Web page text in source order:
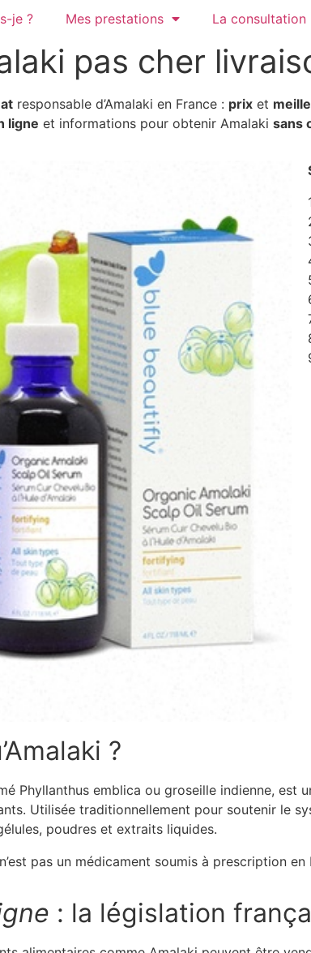
je ? Mes prestations La consultation
pas cher
responsable d’Amalaki en France : prix et
ligne et informations pour obtenir Amalaki sans
?
Phyllanthus emblica ou groseille indienne,
Utilisée traditionnellement pour soutenir le
poudres et extraits liquides.
pas un médicament soumis à prescription
: la législation